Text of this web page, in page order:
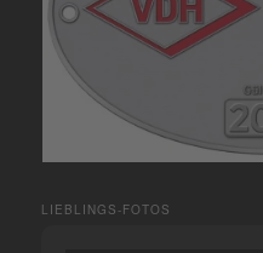
LIEBLINGS-FOTOS